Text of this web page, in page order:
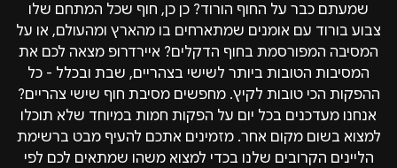
שמעתם כבר על החוף הורוד? כן כן, חוף שכל המתחם שלו
צבוע בורוד עם אומנים שמתארחים בו מהארץ ומהעולם, או על
המסיבה המפורסמת בחוף הדקלים? איירדרופ מצאה לכם את
המסיבות הטובות ביותר לשישי בצהריים, שבת ובכלל - כל
ההפקות הכי טובות לקיץ. מחפשים מסיבת חוף שישי צהריים?
אנחנו מעדכנים בכל יום על הפקות חמות במיוחד שלא תוכלו
למצוא בשום מקום אחר. מזמינים אתכם להעיף מבט ברשימת
הליינים הקרובים שלנו בכדי למצוא משהו שמתאים לכם לפי